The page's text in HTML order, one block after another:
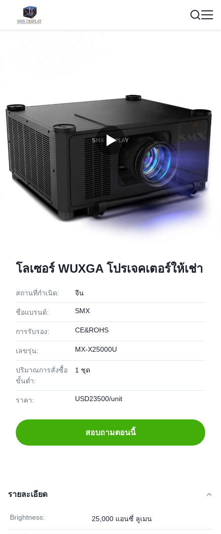
โลเซอร์ WUXGA โปรเจคเตอร์ให้เช่า
สถานที่กำเนิด: จีน
ชื่อแบรนด์: SMX
การรับรอง: CE&ROHS
เลขรุ่น: MX-X25000U
ปริมาณการสั่งซื้อ
ขั้นต่ำ:
1 ชุด
ราคา: USD23500/unit
สอบถามตอนนี้
รายละเอียด
Brightness: 25,000 แอนซี่ ลูเมน